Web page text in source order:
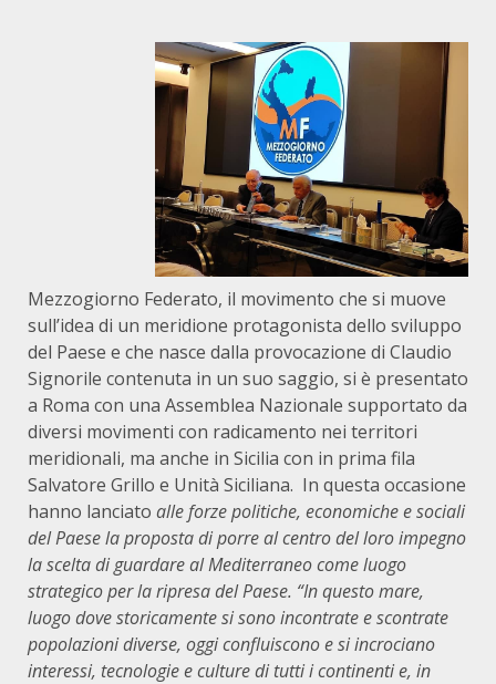
Mezzogiorno Federato, il movimento che si muove
sull’idea di un meridione protagonista dello sviluppo
del Paese e che nasce dalla provocazione di Claudio
Signorile contenuta in un suo saggio, si è presentato
a Roma con una Assemblea Nazionale supportato da
diversi movimenti con radicamento nei territori
meridionali, ma anche in Sicilia con in prima fila
Salvatore Grillo e Unità Siciliana. In questa occasione
hanno lanciato alle forze politiche, economiche e sociali
del Paese la proposta di porre al centro del loro impegno
la scelta di guardare al Mediterraneo come luogo
strategico per la ripresa del Paese. “In questo mare,
luogo dove storicamente si sono incontrate e scontrate
popolazioni diverse, oggi confluiscono e si incrociano
interessi, tecnologie e culture di tutti i continenti e, in